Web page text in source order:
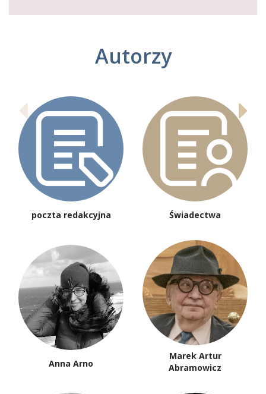
Autorzy
poczta redakcyjna Świadectwa
Anna Arno
Marek Artur
Abramowicz